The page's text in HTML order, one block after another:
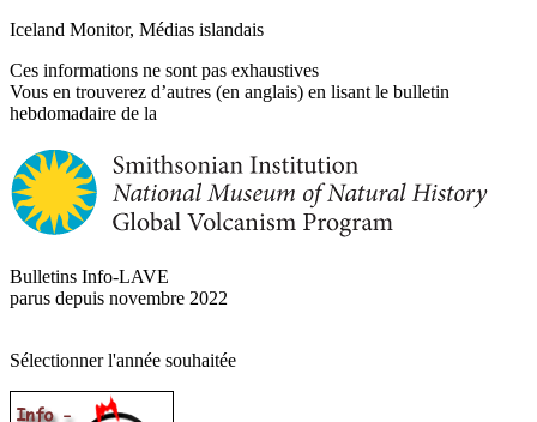
Iceland Monitor, Médias islandais
Ces informations ne sont pas exhaustives
Vous en trouverez d’autres (en anglais) en lisant le bulletin
hebdomadaire de la
Bulletins Info-LAVE
parus depuis novembre 2022
Sélectionner l'année souhaitée